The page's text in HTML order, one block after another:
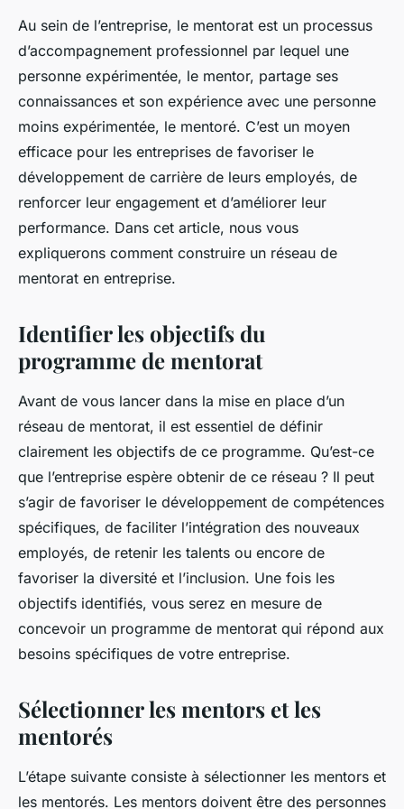
Comment construire un
réseau de mentorat en
entreprise ?
Laure• 4 janvier 2024•6 min de lecture
Au sein de l’entreprise, le mentorat est un processus
d’accompagnement professionnel par lequel une
personne expérimentée, le mentor, partage ses
connaissances et son expérience avec une personne
moins expérimentée, le mentoré. C’est un moyen
efficace pour les entreprises de favoriser le
développement de carrière de leurs employés, de
renforcer leur engagement et d’améliorer leur
performance. Dans cet article, nous vous
expliquerons comment construire un réseau de
mentorat en entreprise.
Identifier les objectifs du
programme de mentorat
Avant de vous lancer dans la mise en place d’un
réseau de mentorat, il est essentiel de définir
clairement les objectifs de ce programme. Qu’est-ce
que l’entreprise espère obtenir de ce réseau ? Il peut
s’agir de favoriser le développement de compétences
spécifiques, de faciliter l’intégration des nouveaux
employés, de retenir les talents ou encore de
favoriser la diversité et l’inclusion. Une fois les
objectifs identifiés, vous serez en mesure de
concevoir un programme de mentorat qui répond aux
besoins spécifiques de votre entreprise.
Sélectionner les mentors et les
mentorés
L’étape suivante consiste à sélectionner les mentors et
les mentorés. Les mentors doivent être des personnes